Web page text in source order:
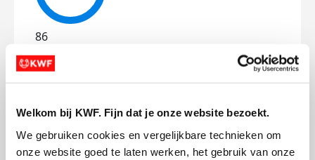
Welkom bij KWF. Fijn dat je onze website bezoekt.
We gebruiken cookies en vergelijkbare technieken om
onze website goed te laten werken, het gebruik van onze
86
kms
Mijn afstandsdoel42 kms
Melvyn's badges